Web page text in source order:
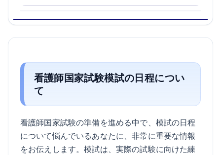
看護師国家試験模試の日程につい
て
看護師国家試験の準備を進める中で、模試の日程
について悩んでいるあなたに、非常に重要な情報
をお伝えします。模試は、実際の試験に向けた練